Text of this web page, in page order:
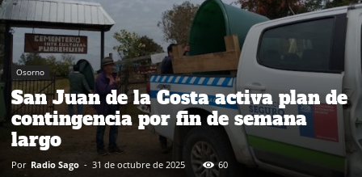
Osorno
San Juan de la Costa activa plan de
contingencia por fin de semana
largo
Por Radio Sago - 31 de octubre de 2025 60